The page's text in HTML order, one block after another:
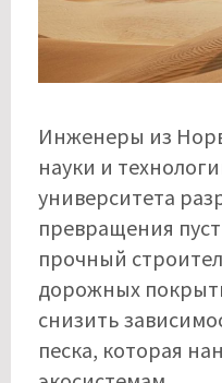
Инженеры из
науки и
университета
превращения
прочный
дорожных
снизить
песка, которая